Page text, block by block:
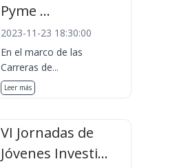
Pyme ...
2023-11-23 18:30:00
En el marco de las
Carreras de...
Leer más
VI Jornadas de
Jóvenes Investi...